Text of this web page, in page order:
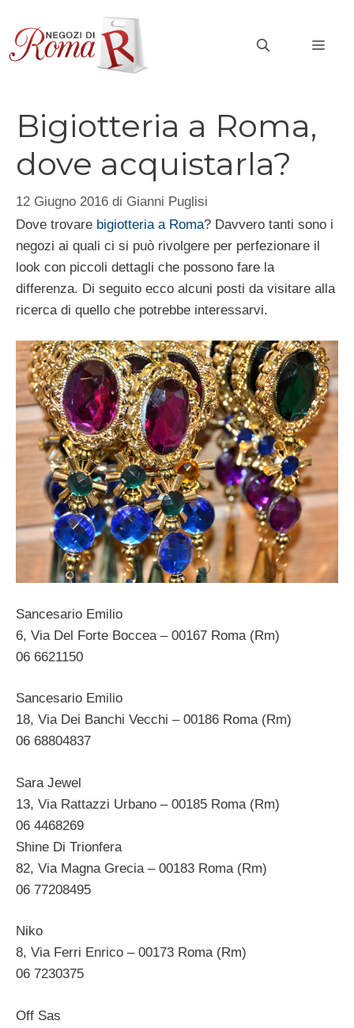
contenuto
Bigiotteria a Roma,
dove acquistarla?
12 Giugno 2016 di Gianni Puglisi
Dove trovare bigiotteria a Roma? Davvero tanti sono i
negozi ai quali ci si può rivolgere per perfezionare il
look con piccoli dettagli che possono fare la
differenza. Di seguito ecco alcuni posti da visitare alla
ricerca di quello che potrebbe interessarvi.
Sancesario Emilio
6, Via Del Forte Boccea – 00167 Roma (Rm)
06 6621150
Sancesario Emilio
18, Via Dei Banchi Vecchi – 00186 Roma (Rm)
06 68804837
Sara Jewel
13, Via Rattazzi Urbano – 00185 Roma (Rm)
06 4468269
Shine Di Trionfera
82, Via Magna Grecia – 00183 Roma (Rm)
06 77208495
Niko
8, Via Ferri Enrico – 00173 Roma (Rm)
06 7230375
Off Sas